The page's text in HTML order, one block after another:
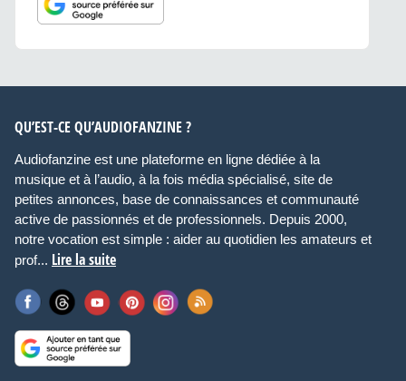
QU’EST-CE QU’AUDIOFANZINE ?
Audiofanzine est une plateforme en ligne dédiée à la
musique et à l’audio, à la fois média spécialisé, site de
petites annonces, base de connaissances et communauté
active de passionnés et de professionnels. Depuis 2000,
notre vocation est simple : aider au quotidien les amateurs et
prof... Lire la suite